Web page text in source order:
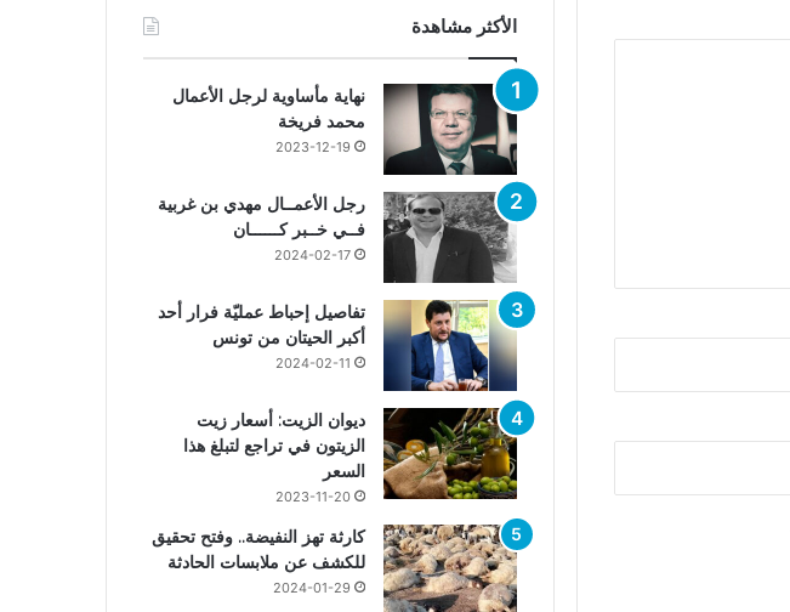
الأكثر مشاهدة
نهاية مأساوية لرجل الأعمال
محمد فريخة
2023-12-19
رجل الأعمــال مهدي بن غربية
فــي خــبر كــــــان
2024-02-17
تفاصيل إحباط عمليّة فرار أحد
أكبر الحيتان من تونس
2024-02-11
ديوان الزيت: أسعار زيت
الزيتون في تراجع لتبلغ هذا
السعر
2023-11-20
كارثة تهز النفيضة.. وفتح تحقيق
للكشف عن ملابسات الحادثة
2024-01-29